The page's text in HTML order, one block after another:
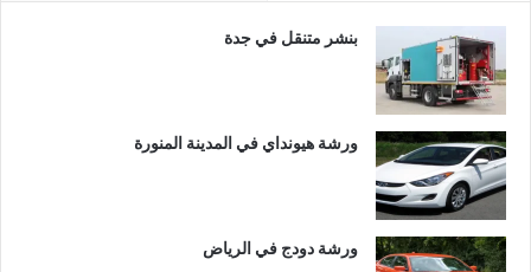
بنشر متنقل في جدة
ورشة هيونداي في المدينة المنورة
ورشة دودج في الرياض